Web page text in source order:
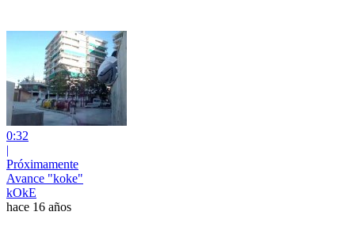
0:32
|
Próximamente
Avance "koke"
kOkE
hace 16 años